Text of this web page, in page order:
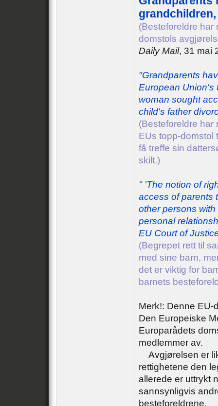
(Besteforeldre
domstols
Daily Mail, 31 mai
"Grandparents
European Union's
woman sought
child's father
(Besteforeldre
EUs topp-domstol
få treffe sin
skilt.)
" 'The notion of
access of parents
other persons
personal
EU Court of
(Begrepet rett til
med sine barn,
det er viktig for
barnets
Merk!: Denne EU-
Den Europeiske
Europarådets
medlemmer av.
Avgjørelsen er
rettighetene den
allerede er uttrykt
sannsynligvis
besteforeldrene.